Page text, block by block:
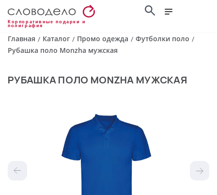
Корпоративные подарки и
полиграфия
Главная / Каталог / Промо одежда / Футболки поло /
Рубашка поло Monzha мужская
РУБАШКА ПОЛО MONZHA МУЖСКАЯ